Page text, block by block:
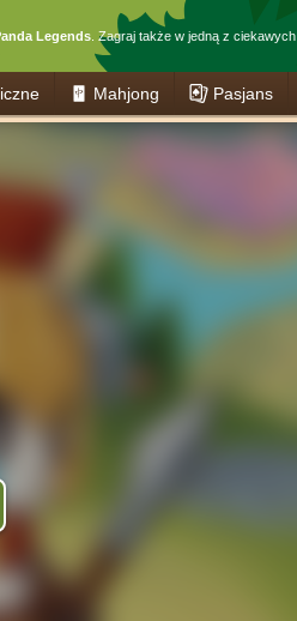
Legends . Zagraj także w jedną z ciekawych
Mahjong Pasjans